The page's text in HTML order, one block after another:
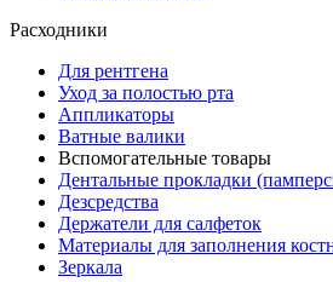
Расходники
Для рентгена
Уход за полостью рта
Аппликаторы
Ватные валики
Вспомогательные товары
Дентальные прокладки
Дезсредства
Держатели для салфеток
Материалы для заполнения
Зеркала